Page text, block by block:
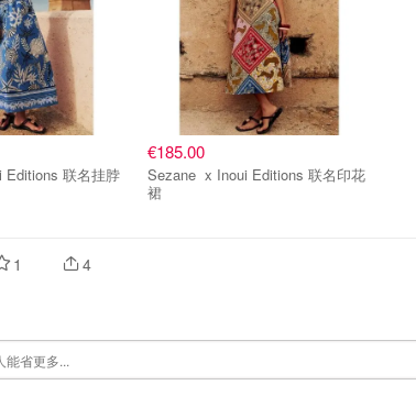
€185.00
Sezane x Inoui Editions 联名印花
裙
1 4